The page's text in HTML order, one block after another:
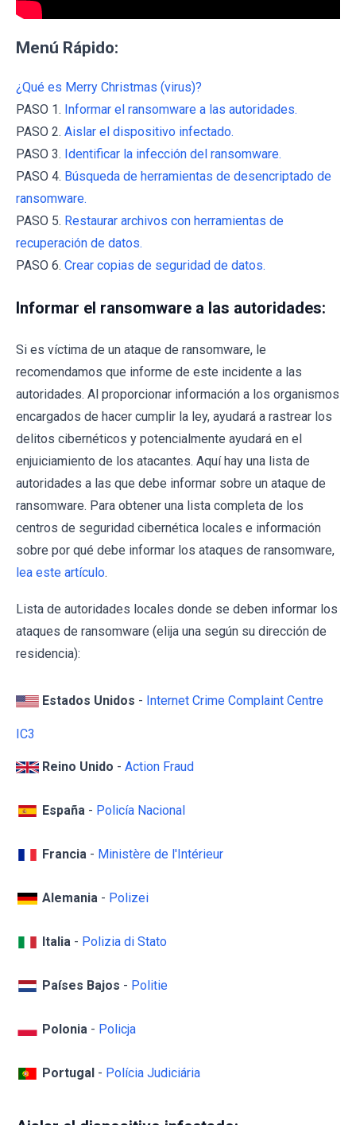
Menú Rápido:
¿Qué es Merry Christmas (virus)?
PASO 1. Informar el ransomware a las autoridades.
PASO 2. Aislar el dispositivo infectado.
PASO 3. Identificar la infección del ransomware.
PASO 4. Búsqueda de herramientas de desencriptado de
ransomware.
PASO 5. Restaurar archivos con herramientas de
recuperación de datos.
PASO 6. Crear copias de seguridad de datos.
Informar el ransomware a las autoridades:
Si es víctima de un ataque de ransomware, le
recomendamos que informe de este incidente a las
autoridades. Al proporcionar información a los organismos
encargados de hacer cumplir la ley, ayudará a rastrear los
delitos cibernéticos y potencialmente ayudará en el
enjuiciamiento de los atacantes. Aquí hay una lista de
autoridades a las que debe informar sobre un ataque de
ransomware. Para obtener una lista completa de los
centros de seguridad cibernética locales e información
sobre por qué debe informar los ataques de ransomware,
lea este artículo.
Lista de autoridades locales donde se deben informar los
ataques de ransomware (elija una según su dirección de
residencia):
Estados Unidos - Internet Crime Complaint Centre
IC3
Reino Unido - Action Fraud
España - Policía Nacional
Francia - Ministère de l'Intérieur
Alemania - Polizei
Italia - Polizia di Stato
Países Bajos - Politie
Polonia - Policja
Portugal - Polícia Judiciária